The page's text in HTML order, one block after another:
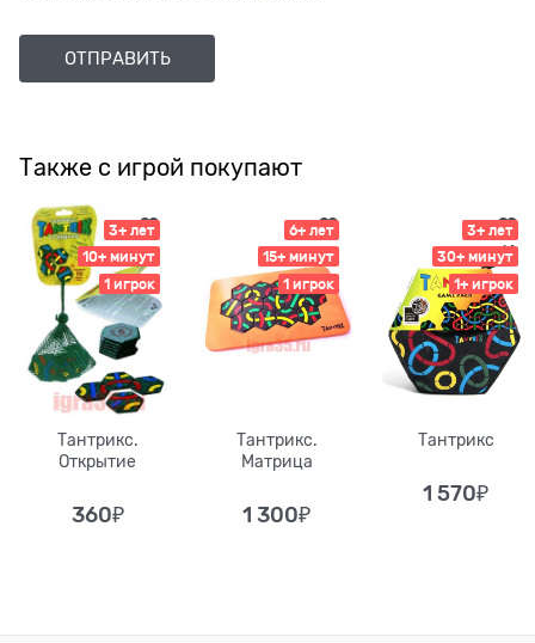
Также с игрой покупают
3+ лет
10+ минут
1 игрок
Тантрикс.
Открытие
360₽
6+ лет
15+ минут
1 игрок
Тантрикс.
Матрица
1 300₽
3+ лет
30+ минут
1+ игрок
Тантрикс
1 570₽